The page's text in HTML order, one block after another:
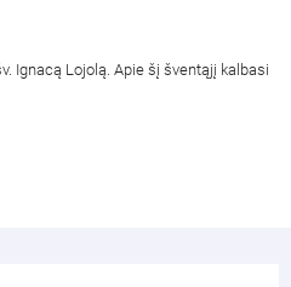
Ignacą Lojolą. Apie šį šventąjį kalbasi